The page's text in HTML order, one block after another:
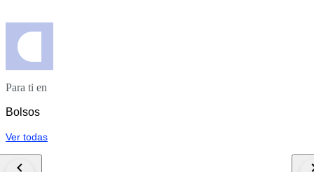
Para ti en
Bolsos
Ver todas